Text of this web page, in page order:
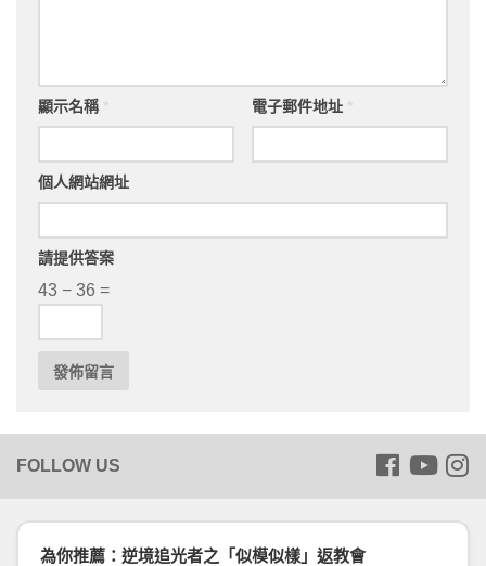
顯示名稱 電子郵件地址
個人網站網址
請提供答案
43 − 36 =
為你推薦：逆境追光者之「似模似樣」返教會